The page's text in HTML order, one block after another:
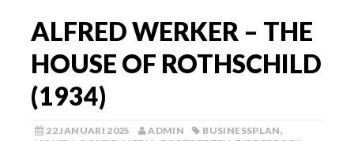
ALFRED WERKER – THE
HOUSE OF ROTHSCHILD
(1934)
22 JANUARI 2025 ADMIN BUSINESSPLAN,